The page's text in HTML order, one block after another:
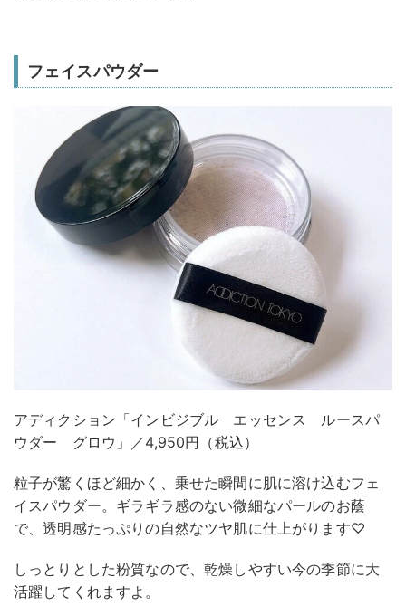
フェイスパウダー
アディクション「インビジブル エッセンス ルースパ
ウダー グロウ」／4,950円（税込）
粒子が驚くほど細かく、乗せた瞬間に肌に溶け込むフェ
イスパウダー。ギラギラ感のない微細なパールのお蔭
で、透明感たっぷりの自然なツヤ肌に仕上がります♡
しっとりとした粉質なので、乾燥しやすい今の季節に大
活躍してくれますよ。